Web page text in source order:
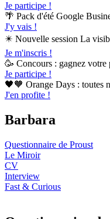
Je participe !
🌴 Pack d'été Google
J'y vais !
✴️ Nouvelle session La
Je m'inscris !
🥳 Concours : gagnez
Je participe !
🖤🧡 Orange Days : toutes
J'en profite !
Barbara
Questionnaire de Proust
Le Miroir
CV
Interview
Fast & Curious